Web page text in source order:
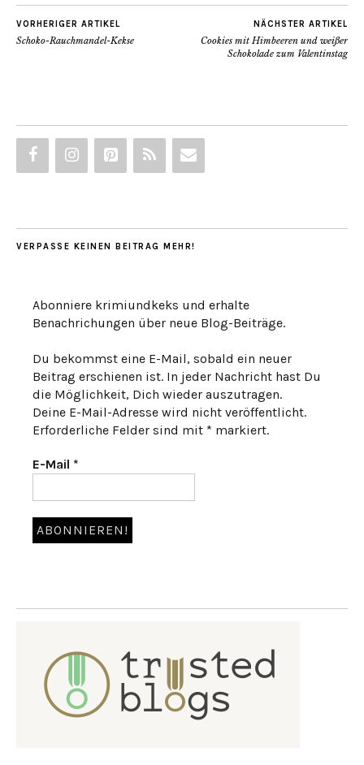
VORHERIGER ARTIKEL
Schoko-Rauchmandel-Kekse
NÄCHSTER ARTIKEL
Cookies mit Himbeeren und weißer
Schokolade zum Valentinstag
VERPASSE KEINEN BEITRAG MEHR!
Abonniere krimiundkeks und erhalte
Benachrichungen über neue Blog-Beiträge.
Du bekommst eine E-Mail, sobald ein neuer
Beitrag erschienen ist. In jeder Nachricht hast Du
die Möglichkeit, Dich wieder auszutragen.
Deine E-Mail-Adresse wird nicht veröffentlicht.
Erforderliche Felder sind mit * markiert.
E-Mail *